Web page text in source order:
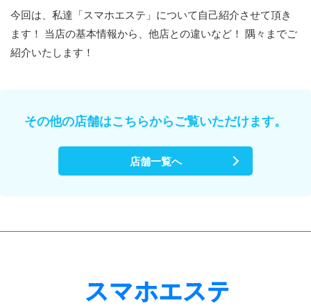
今回は、私達「スマホエステ」について自己紹介させて頂き
ます！ 当店の基本情報から、他店との違いなど！ 隅々までご
紹介いたします！
その他の店舗はこちらからご覧いただけます。
店舗一覧へ